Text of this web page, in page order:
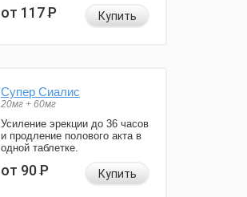
от 117Р Купить
Супер Сиалис
20мг + 60мг
Усиление эрекции до 36 часов
и продление полового акта в
одной таблетке.
от 90Р Купить